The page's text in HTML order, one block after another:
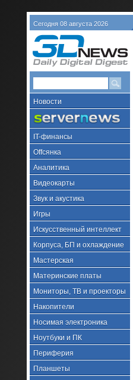
Сегодня 08 августа 2026
Новости
IT-финансы
Offсянка
Аналитика
Видеокарты
Звук и акустика
Игры
Искусственный интеллект
Корпуса, БП и охлаждение
Мастерская
Материнские платы
Мониторы, ТВ и проекторы
Накопители
Носимая электроника
Ноутбуки и ПК
Периферия
Планшеты